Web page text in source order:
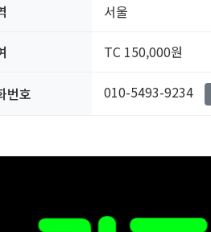
서울
TC 150,000원
번호 010-5493-9234